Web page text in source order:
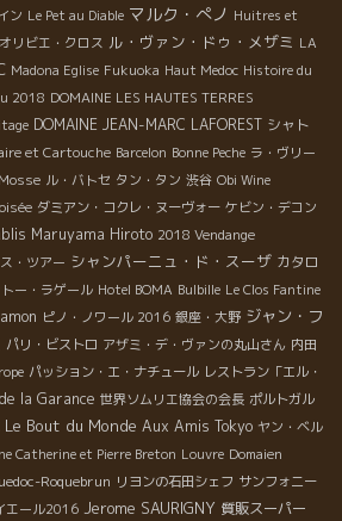
ン Le Pet au Diable マルク・ぺノ Huitres et
オリビエ・クロス ル・ヴァン・ドゥ・メザミ LA
Madona Eglise Fukuoka Haut Medoc Histoire du
2018 DOMAINE LES HAUTES TERRES
DOMAINE JEAN-MARC LAFOREST シャト
et Cartouche Barcelon Bonne Peche ラ・ヴリー
ル・バトセ タン・タン 渋谷 Obi Wine
ダミアン・コクレ・ヌーヴォー ケビン・デコン
Maruyama Hiroto 2018 Vendange
・ツアー シャンパーニュ・ド・スーザ カタロ
ー・ラゲール Hotel BOMA Bulbille Le Clos Fantine
ピノ・ノワール 2016 銀座・大野 ジャン・フ
パリ・ビストロ アザミ・デ・ヴァンの丸山さん 内田
パッション・エ・ナチュール レストラン「エル・
la Garance 世界ソムリエ協会の会長 ポルトガル
Le Bout du Monde Aux Amis Tokyo ヤン・ベル
Catherine et Pierre Breton Louvre Domaien
Roquebrun リヨンの石田シェフ サンフォニー
エール2016 Jerome SAURIGNY 質販スーパー